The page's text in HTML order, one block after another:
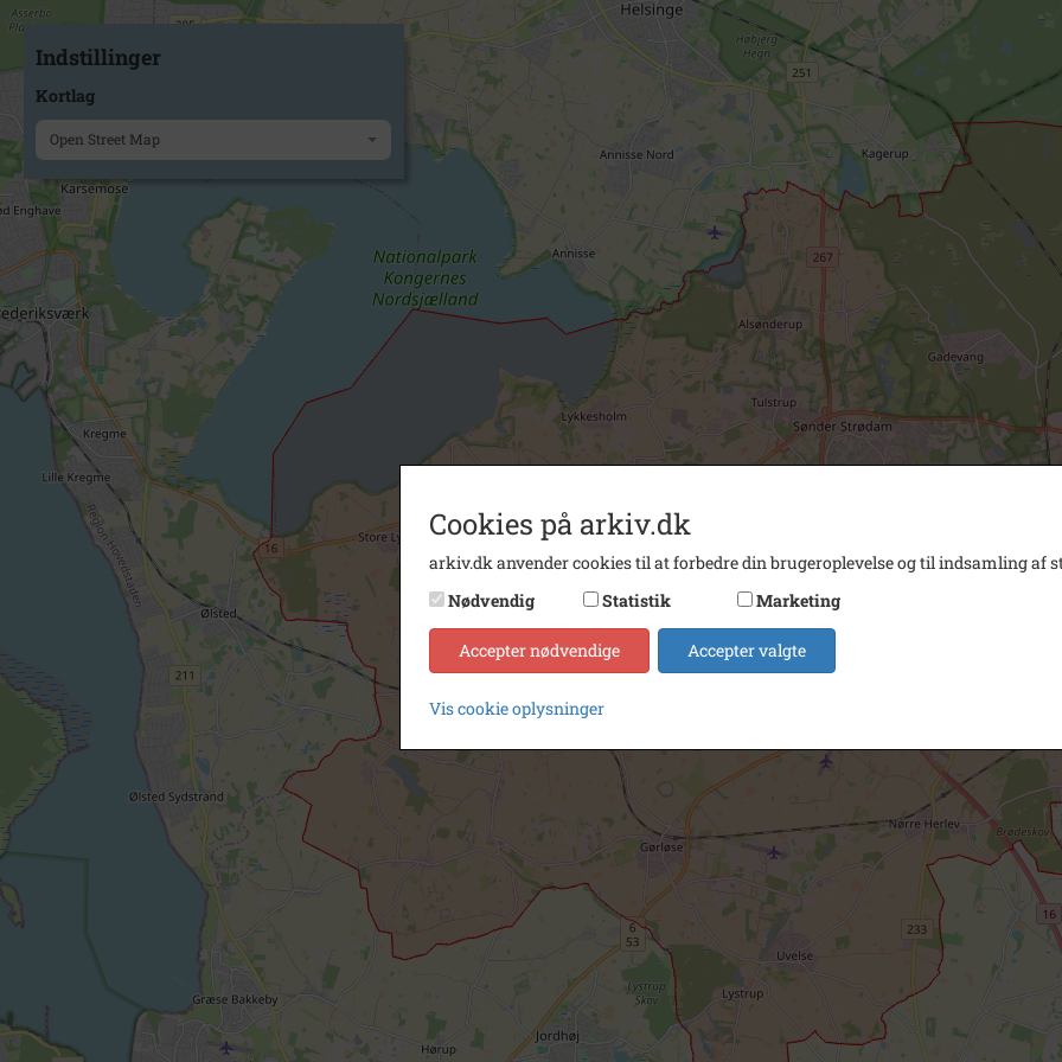
Indstillinger
Kortlag
Open Street Map
Cookies på arkiv.dk
arkiv.dk anvender cookies til at forbedre din brugeroplevelse og til indsamling af
Nødvendig
Statistik Marketing
Accepter nødvendige Accepter valgte
Vis cookie oplysninger